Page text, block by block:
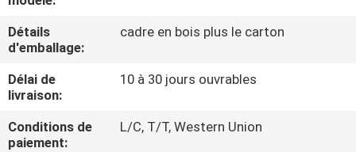
DE
L'USINE
Détails
d'emballage:
cadre en bois plus le carton
Délai de
livraison:
10 à 30 jours ouvrables
Conditions de
paiement:
L/C, T/T, Western Union